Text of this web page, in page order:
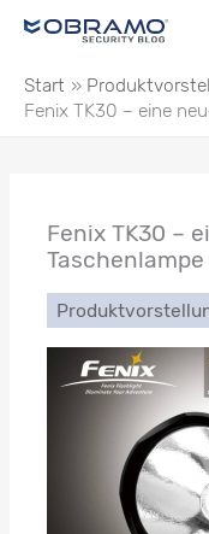
Inhalt
Start
Fenix TK30 – eine
Fenix TK30 –
Taschenlampe